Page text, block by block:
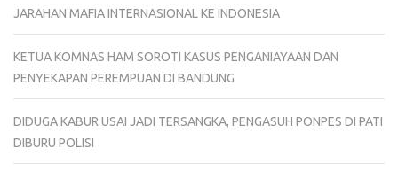
JARAHAN MAFIA INTERNASIONAL KE INDONESIA
KETUA KOMNAS HAM SOROTI KASUS PENGANIAYAAN DAN
PENYEKAPAN PEREMPUAN DI BANDUNG
DIDUGA KABUR USAI JADI TERSANGKA, PENGASUH PONPES DI PATI
DIBURU POLISI